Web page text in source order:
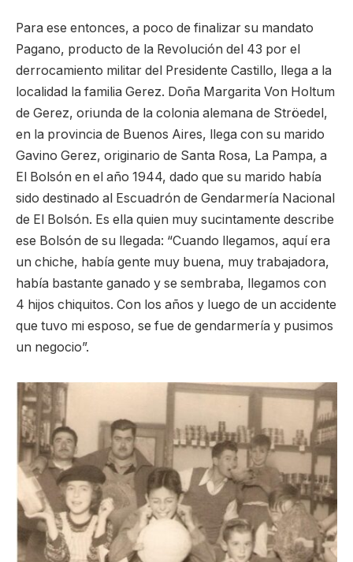
Para ese entonces, a poco de finalizar su mandato
Pagano, producto de la Revolución del 43 por el
derrocamiento militar del Presidente Castillo, llega a la
localidad la familia Gerez. Doña Margarita Von Holtum
de Gerez, oriunda de la colonia alemana de Ströedel,
en la provincia de Buenos Aires, llega con su marido
Gavino Gerez, originario de Santa Rosa, La Pampa, a
El Bolsón en el año 1944, dado que su marido había
sido destinado al Escuadrón de Gendarmería Nacional
de El Bolsón. Es ella quien muy sucintamente describe
ese Bolsón de su llegada: “Cuando llegamos, aquí era
un chiche, había gente muy buena, muy trabajadora,
había bastante ganado y se sembraba, llegamos con
4 hijos chiquitos. Con los años y luego de un accidente
que tuvo mi esposo, se fue de gendarmería y pusimos
un negocio”.